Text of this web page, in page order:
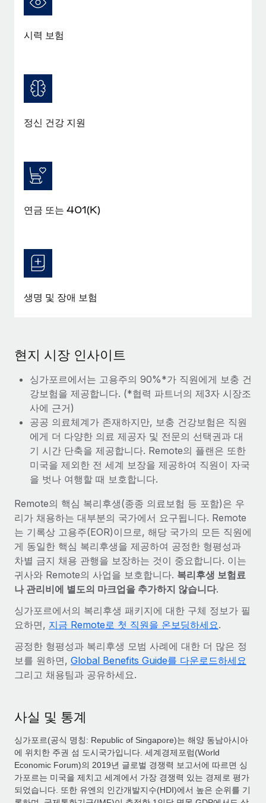
시력 보험
정신 건강 지원
연금 또는 401(K)
생명 및 장애 보험
현지 시장 인사이트
싱가포르에서는 고용주의 90%*가 직원에게 보충 건
강보험을 제공합니다. (*협력 파트너의 제3자 시장조
사에 근거)
공공 의료체계가 존재하지만, 보충 건강보험은 직원
에게 더 다양한 의료 제공자 및 전문의 선택권과 대
기 시간 단축을 제공합니다. Remote의 플랜은 또한
미국을 제외한 전 세계 보장을 제공하여 직원이 자국
을 벗나 여행할 때 보호합니다.
Remote의 핵심 복리후생(종종 의료보험 등 포함)은 우
리가 채용하는 대부분의 국가에서 요구됩니다. Remote
는 기록상 고용주(EOR)이므로, 해당 국가의 모든 직원에
게 동일한 핵심 복리후생을 제공하여 공정한 형평성과
차별 금지 채용 관행을 보장하는 것이 중요합니다. 이는
귀사와 Remote의 사업을 보호합니다. 복리후생 보험료
나 관리비에 별도의 마크업을 추가하지 않습니다.
싱가포르에서의 복리후생 패키지에 대한 구체 정보가 필
요하면, 지금 Remote로 첫 직원을 온보딩하세요.
공정한 형평성과 복리후생 모범 사례에 대한 더 많은 정
보를 원하면, Global Benefits Guide를 다운로드하세요
그리고 채용팀과 공유하세요.
사실 및 통계
싱가포르(공식 명칭: Republic of Singapore)는 해양 동남아시아
에 위치한 주권 섬 도시국가입니다. 세계경제포럼(World
Economic Forum)의 2019년 글로벌 경쟁력 보고서에 따르면 싱
가포르는 미국을 제치고 세계에서 가장 경쟁력 있는 경제로 평가
되었습니다. 또한 유엔의 인간개발지수(HDI)에서 높은 순위를 기